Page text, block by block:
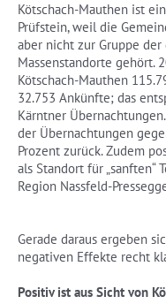
Kötschach-Mauthen ist
Prüfstein, weil die
aber nicht zur Gruppe
Massenstandorte gehört.
Kötschach-Mauthen
32.753 Ankünfte; das
Kärntner
der Übernachtungen
Prozent zurück. Zudem
als Standort für „sanften“
Region Nassfeld-
Gerade daraus ergeben
negativen Effekte recht
Positiv ist aus Sicht von